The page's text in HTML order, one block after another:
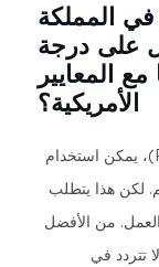
في المملكة
على درجة
المعايير
الأمريكية؟
في بعض فئات التأشيرات (مثل H-1B أو PERM)، يمكن استخدام
لكن هذا يتطلب
من الأفضل
تتردد في